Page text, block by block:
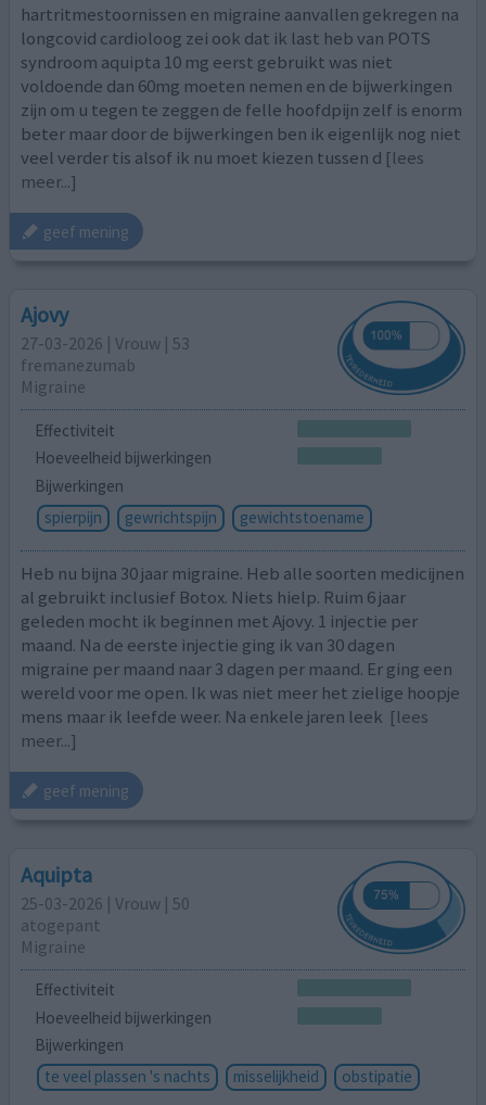
hartritmestoornissen en migraine aanvallen gekregen na
longcovid cardioloog zei ook dat ik last heb van POTS
syndroom aquipta 10 mg eerst gebruikt was niet
voldoende dan 60mg moeten nemen en de bijwerkingen
zijn om u tegen te zeggen de felle hoofdpijn zelf is enorm
beter maar door de bijwerkingen ben ik eigenlijk nog niet
veel verder tis alsof ik nu moet kiezen tussen d [lees
meer...]
geef mening
Ajovy
27-03-2026 | Vrouw | 53
fremanezumab
Migraine
Effectiviteit
Hoeveelheid bijwerkingen
Bijwerkingen
spierpijn
gewrichtspijn gewichtstoename
Heb nu bijna 30 jaar migraine. Heb alle soorten medicijnen
al gebruikt inclusief Botox. Niets hielp. Ruim 6 jaar
geleden mocht ik beginnen met Ajovy. 1 injectie per
maand. Na de eerste injectie ging ik van 30 dagen
migraine per maand naar 3 dagen per maand. Er ging een
wereld voor me open. Ik was niet meer het zielige hoopje
mens maar ik leefde weer. Na enkele jaren leek [lees
meer...]
geef mening
Aquipta
25-03-2026 | Vrouw | 50
atogepant
Migraine
Effectiviteit
Hoeveelheid bijwerkingen
Bijwerkingen
te veel plassen 's nachts
misselijkheid obstipatie